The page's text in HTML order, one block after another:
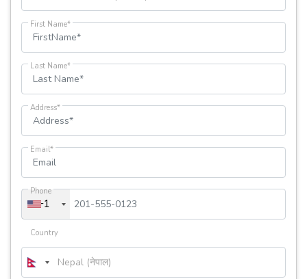
First Name*
Last Name*
Address*
Email*
Phone
+1
Country